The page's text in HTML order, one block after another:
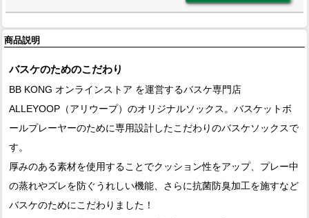
商品説明
バスケのためのこだわり
BB KONG オンラインストア を運営するバスケ専門店
ALLEYOOP（アリウープ）のオリジナルソックス。バスケットボ
ールプレーヤーのために専用設計したこだわりのバスケソックスで
す。
厚みのある素材を使用することでクッション性をアップ、プレー中
の蒸れやズレを防ぐうれしい機能、さらに抗菌防臭加工を施すなど
バスケのためにこだわりました！